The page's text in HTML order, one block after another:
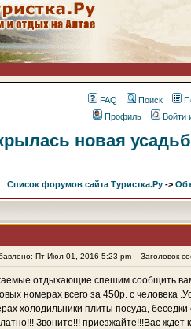
FAQ Поиск
Профиль
Войти
новая
Список форумов сайта Туристка.Ру ->
Пт Июл 01, 2016 5:23 pm Заголовок
отдыхающие спешим сообщить
номерах всего за 450р. с человека
холодильники плиты посуда,
Звоните!!! приезжайте!!!Вас